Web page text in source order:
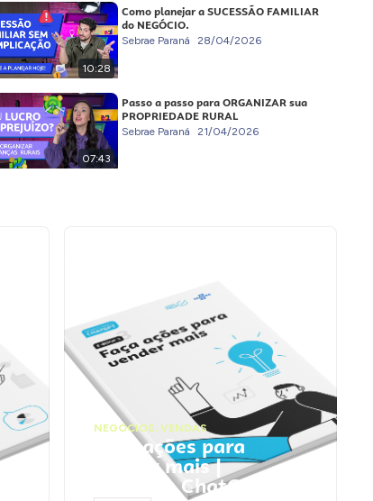
10:28
Como planejar a SUCESSÃO FAMILIAR
do NEGÓCIO.
Sebrae Paraná 28/04/2026
07:43
Passo a passo para ORGANIZAR sua
PROPRIEDADE RURAL
Sebrae Paraná 21/04/2026
NEGÓCIOS, VENDAS
Faça ações para
vender mais |
Prompts ChatGPT